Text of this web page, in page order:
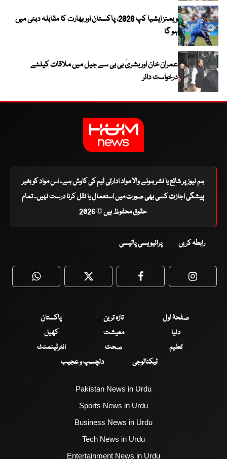
ویمنز ایشیا کپ 2026، پاکستان اور بھارت کا مقابلہ دبئی میں
ہو گا
عمران خان اور بشریٰ بی بی سے جیل میں ملاقات کیلئے
درخواست دائر
ہم نیوز پر شائع یا نشر ہونے والا مواد ادارتی ٹیم کی کاوش ہے۔ اس مواد کو بغیر
پیشگی اجازت کسی بھی صورت میں استعمال یا نقل کرنا درست نہیں۔ تمام
حقوق محفوظ ہیں © 2026
رابطہ کریں پرائیویسی پالیسی
WhatsApp Twitter Facebook
صفحۂ اول تازہ ترین
پاکستان
دنیا
معیشت
کھیل
تعلیم
صحت
انٹرٹینمنٹ
ٹیکنالوجی
دلچسپ و عجیب
Pakistan News in Urdu
Sports News in Urdu
Business News in Urdu
Tech News in Urdu
Entertainment News in Urdu